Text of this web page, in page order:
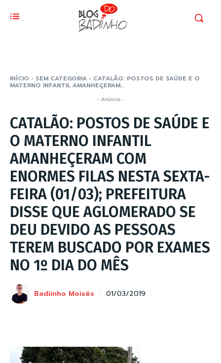
INÍCIO SEM CATEGORIA CATALÃO: POSTOS DE SAÚDE E O
MATERNO INFANTIL AMANHEÇERAM...
- Anúncio -
CATALÃO: POSTOS DE SAÚDE E
O MATERNO INFANTIL
AMANHEÇERAM COM
ENORMES FILAS NESTA SEXTA-
FEIRA (01/03); PREFEITURA
DISSE QUE AGLOMERADO SE
DEU DEVIDO AS PESSOAS
TEREM BUSCADO POR EXAMES
NO 1º DIA DO MÊS
Badiinho Moisés 01/03/2019